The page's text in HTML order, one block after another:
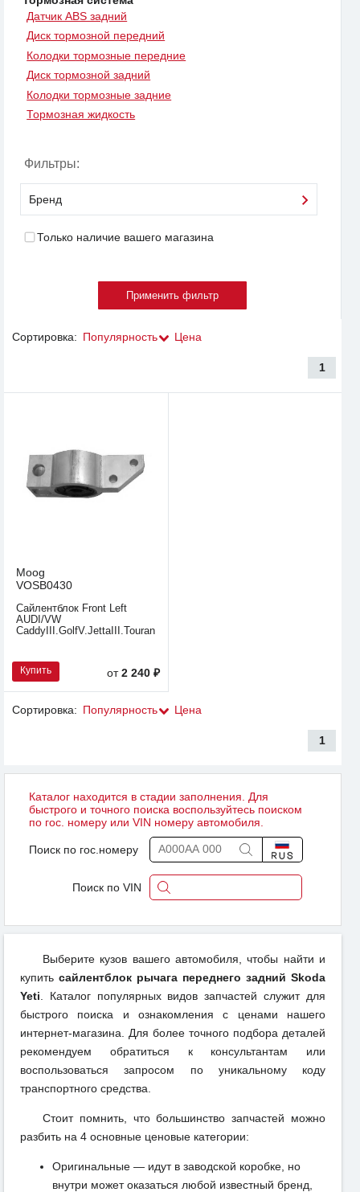
Датчик ABS задний
Диск тормозной передний
Колодки тормозные передние
Диск тормозной задний
Колодки тормозные задние
Тормозная жидкость
Фильтры:
Бренд
Только наличие вашего магазина
Сортировка: Популярность Цена
1
Moog
VOSB0430
Сайлентблок Front Left
AUDI/VW
CaddyIII.GolfV.JettaIII.Touran/A3
Купить от2 240 ₽
Сортировка: Популярность Цена
1
Каталог находится в стадии заполнения. Для
быстрого и точного поиска воспользуйтесь поиском
по гос. номеру или VIN номеру автомобиля.
Поиск по гос.номеру
Поиск по VIN
Выберите кузов вашего автомобиля, чтобы найти и
купить сайлентблок рычага переднего задний Skoda
Yeti . Каталог популярных видов запчастей служит для
быстрого поиска и ознакомления с ценами нашего
интернет-магазина. Для более точного подбора деталей
рекомендуем обратиться к консультантам или
воспользоваться запросом по уникальному коду
транспортного средства.
Стоит помнить, что большинство запчастей можно
разбить на 4 основные ценовые категории:
Оригинальные — идут в заводской коробке, но
внутри может оказаться любой известный бренд,